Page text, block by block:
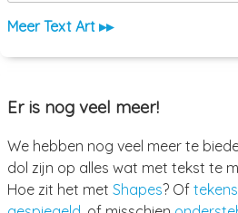
Meer Text Art ▸▸
Er is nog veel meer!
We hebben nog veel meer te
dol zijn op alles wat met tekst te
Hoe zit het met Shapes? Of tekens